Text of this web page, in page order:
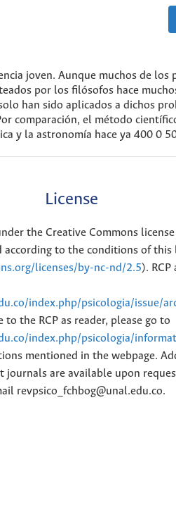
joven. Aunque muchos de los
por los filósofos hace
han sido aplicados a dichos
comparación, el método
y la astronomía hace ya 400 0
License
the Creative Commons
according to the conditions of this
licenses/by-nc-nd/2.5).
index.php/psicologia/issue/
the RCP as reader, please go to
index.php/psicologia/
mentioned in the webpage.
are available upon
revpsico_fchbog@unal.edu.co.